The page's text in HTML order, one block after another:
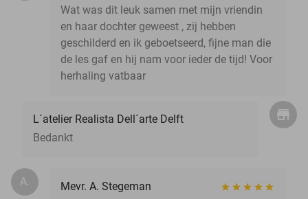
Wat was dit leuk samen met mijn vriendin
en haar dochter geweest , zij hebben
geschilderd en ik geboetseerd, fijne man die
de les gaf en hij nam voor ieder de tijd! Voor
herhaling vatbaar
L´atelier Realista Dell´arte Delft
Bedankt
A.
Mevr. A. Stegeman